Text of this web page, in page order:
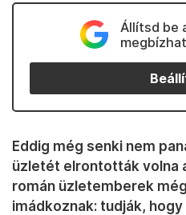
Állítsd be
Eddig még senki nem
üzletét elrontották volna
román üzletemberek
imádkoznak: tudják,